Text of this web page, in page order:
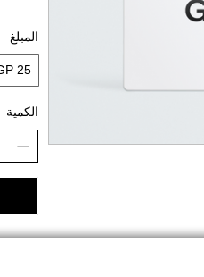
المبلغ
25
الكمية